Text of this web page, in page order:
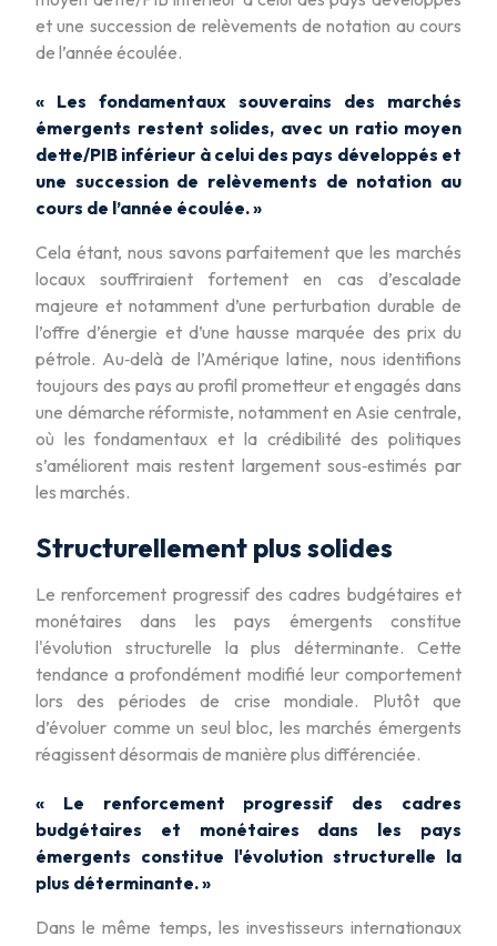
et une succession de relèvements de notation au cours
de l’année écoulée.
« Les fondamentaux souverains des marchés
émergents restent solides, avec un ratio moyen
dette/PIB inférieur à celui des pays développés et
une succession de relèvements de notation au
cours de l’année écoulée. »
Cela étant, nous savons parfaitement que les marchés
locaux souffriraient fortement en cas d’escalade
majeure et notamment d’une perturbation durable de
l’offre d’énergie et d’une hausse marquée des prix du
pétrole. Au‑delà de l’Amérique latine, nous identifions
toujours des pays au profil prometteur et engagés dans
une démarche réformiste, notamment en Asie centrale,
où les fondamentaux et la crédibilité des politiques
s’améliorent mais restent largement sous‑estimés par
les marchés.
Structurellement plus solides
Le renforcement progressif des cadres budgétaires et
monétaires dans les pays émergents constitue
l'évolution structurelle la plus déterminante. Cette
tendance a profondément modifié leur comportement
lors des périodes de crise mondiale. Plutôt que
d’évoluer comme un seul bloc, les marchés émergents
réagissent désormais de manière plus différenciée.
« Le renforcement progressif des cadres
budgétaires et monétaires dans les pays
émergents constitue l'évolution structurelle la
plus déterminante. »
Dans le même temps, les investisseurs internationaux